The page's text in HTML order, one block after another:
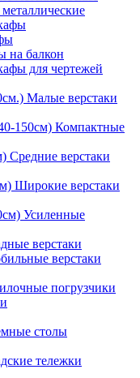
на балкон
для чертежей
Малые верстаки
Компактные
Средние верстаки
Широкие верстаки
Усиленные
верстаки
верстаки
погрузчики
столы
тележки